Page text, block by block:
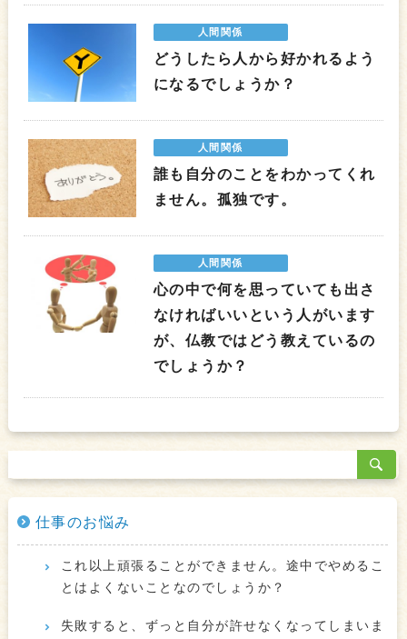
人間関係
どうしたら人から好かれるよう
になるでしょうか？
人間関係
誰も自分のことをわかってくれ
ません。孤独です。
人間関係
心の中で何を思っていても出さ
なければいいという人がいます
が、仏教ではどう教えているの
でしょうか？
仕事のお悩み
これ以上頑張ることができません。途中でやめるこ
とはよくないことなのでしょうか？
失敗すると、ずっと自分が許せなくなってしまいま